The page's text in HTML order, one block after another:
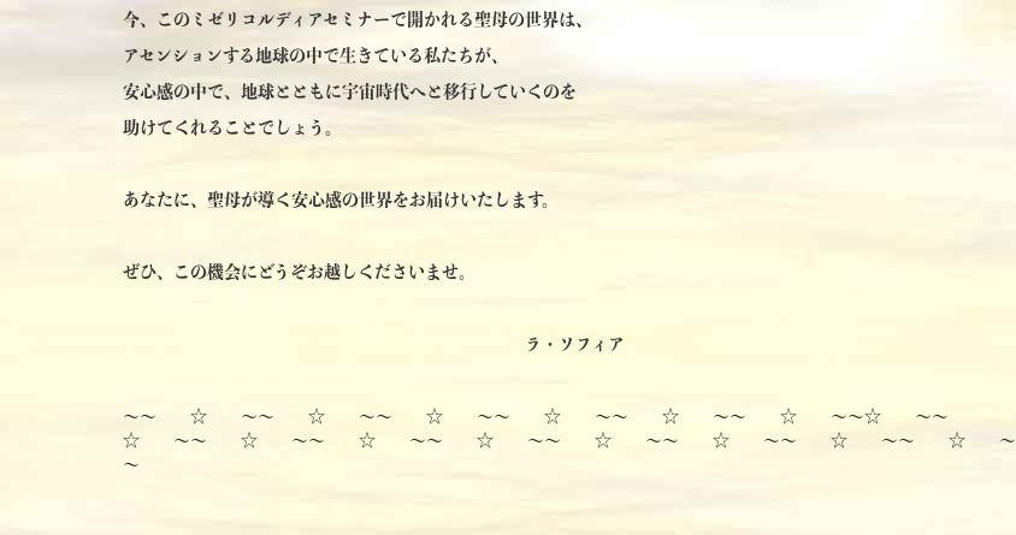
今、このミゼリコルディアセミナーで開かれる聖母の世界は、
アセンションする地球の中で生きている私たちが、
安心感の中で、地球とともに宇宙時代へと移行していくのを
助けてくれることでしょう。
あなたに、聖母が導く安心感の世界をお届けいたします。
ぜひ、この機会にどうぞお越しくださいませ。
ラ・ソフィア
～～ ☆ ～～ ☆ ～～ ☆ ～～ ☆ ～～ ☆ ～～ ☆ ～～☆ ～～
☆ ～～ ☆ ～～ ☆ ～～ ☆ ～～ ☆ ～～ ☆ ～～ ☆ ～～ ☆ ～
～